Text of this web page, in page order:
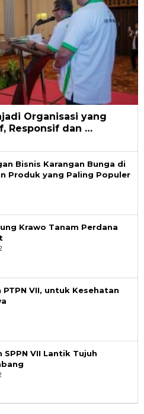
Organisasi yang
Responsif dan …
Bisnis Karangan Bunga di
Produk yang Paling Populer
Krawo Tanam Perdana
PTPN VII, untuk Kesehatan
SPPN VII Lantik Tujuh